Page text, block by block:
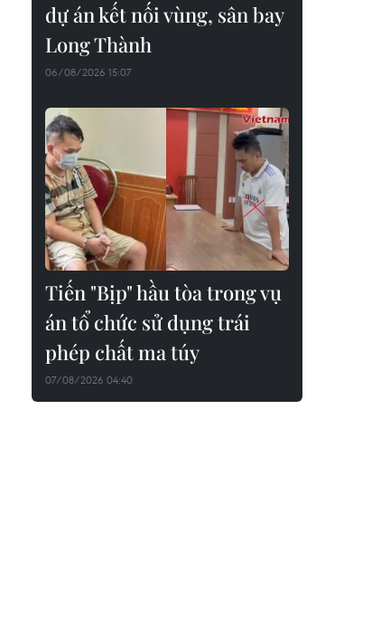
dự án kết nối vùng, sân bay
Long Thành
06/08/2026 15:07
Tiến "Bịp" hầu tòa trong vụ
án tổ chức sử dụng trái
phép chất ma túy
07/08/2026 04:40